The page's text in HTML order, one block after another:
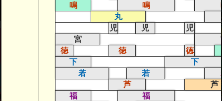
鳴
鳴
丸
児
児
児
宮
徳
徳
徳
下
下
若
若
芦
芦
福
福